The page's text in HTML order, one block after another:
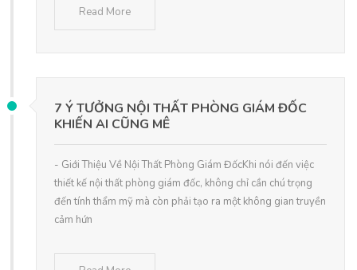
Read More
7 Ý TƯỞNG NỘI THẤT PHÒNG GIÁM ĐỐC
KHIẾN AI CŨNG MÊ
- Giới Thiệu Về Nội Thất Phòng Giám ĐốcKhi nói đến việc
thiết kế nội thất phòng giám đốc, không chỉ cần chú trọng
đến tính thẩm mỹ mà còn phải tạo ra một không gian truyền
cảm hứn